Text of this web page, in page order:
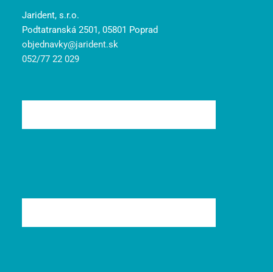
Jarident, s.r.o.
Podtatranská 2501, 05801 Poprad
objednavky@jarident.sk
052/77 22 029